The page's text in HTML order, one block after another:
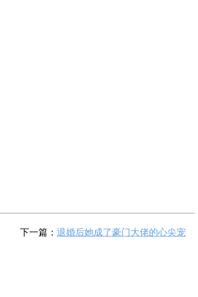
下一篇： 退婚后她成了豪门大佬的心尖宠